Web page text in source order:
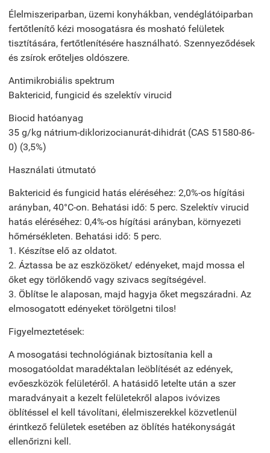
Élelmiszeriparban, üzemi konyhákban, vendéglátóiparban
fertőtlenítő kézi mosogatásra és mosható felületek
tisztítására, fertőtlenítésére használható. Szennyeződések
és zsírok erőteljes oldószere.
Antimikrobiális spektrum
Baktericid, fungicid és szelektív virucid
Biocid hatóanyag
35 g/kg nátrium-diklorizocianurát-dihidrát (CAS 51580-86-
0) (3,5%)
Használati útmutató
Baktericid és fungicid hatás eléréséhez: 2,0%-os hígítási
arányban, 40°C-on. Behatási idő: 5 perc. Szelektív virucid
hatás eléréséhez: 0,4%-os hígítási arányban, környezeti
hőmérsékleten. Behatási idő: 5 perc.
1. Készítse elő az oldatot.
2. Áztassa be az eszközöket/ edényeket, majd mossa el
őket egy törlőkendő vagy szivacs segítségével.
3. Öblítse le alaposan, majd hagyja őket megszáradni. Az
elmosogatott edényeket törölgetni tilos!
Figyelmeztetések:
A mosogatási technológiának biztosítania kell a
mosogatóoldat maradéktalan leöblítését az edények,
evőeszközök felületéről. A hatásidő letelte után a szer
maradványait a kezelt felületekről alapos ivóvizes
öblítéssel el kell távolítani, élelmiszerekkel közvetlenül
érintkező felületek esetében az öblítés hatékonyságát
ellenőrizni kell.